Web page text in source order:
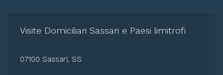
Visite Domiciliari Sassari e Paesi limitrofi
07100 Sassari, SS